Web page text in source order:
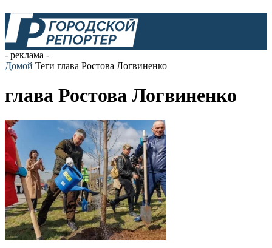
- реклама -
Домой Теги глава Ростова Логвиненко
глава Ростова Логвиненко